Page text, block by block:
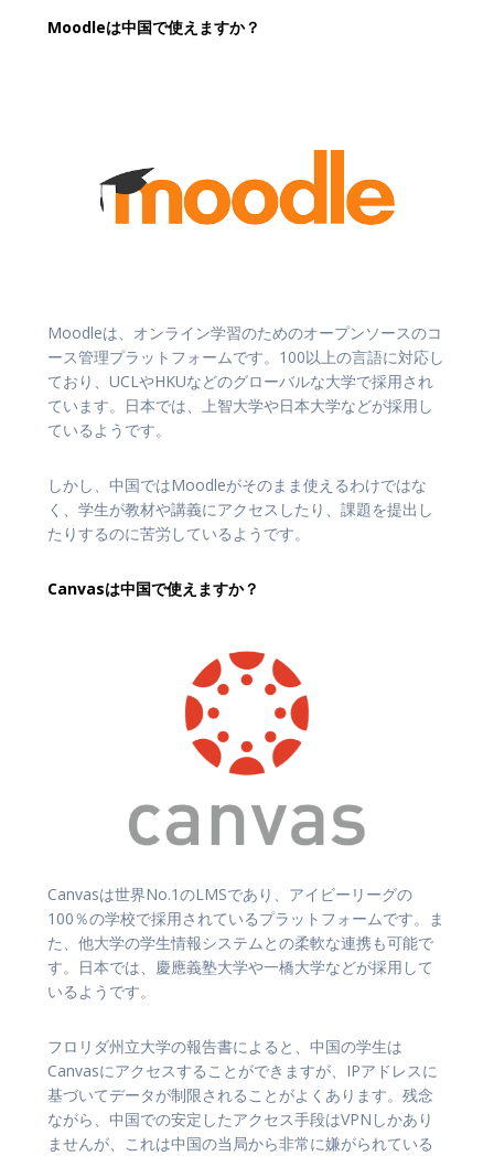
Moodleは中国で使えますか？
Moodleは、オンライン学習のためのオープンソースのコ
ース管理プラットフォームです。100以上の言語に対応し
ており、UCLやHKUなどのグローバルな大学で採用され
ています。日本では、上智大学や日本大学などが採用し
ているようです。
しかし、中国ではMoodleがそのまま使えるわけではな
く、学生が教材や講義にアクセスしたり、課題を提出し
たりするのに苦労しているようです。
Canvasは中国で使えますか？
Canvasは世界No.1のLMSであり、アイビーリーグの
100％の学校で採用されているプラットフォームです。ま
た、他大学の学生情報システムとの柔軟な連携も可能で
す。日本では、慶應義塾大学や一橋大学などが採用して
いるようです。
フロリダ州立大学の報告書によると、中国の学生は
Canvasにアクセスすることができますが、IPアドレスに
基づいてデータが制限されることがよくあります。残念
ながら、中国での安定したアクセス手段はVPNしかあり
ませんが、これは中国の当局から非常に嫌がられている